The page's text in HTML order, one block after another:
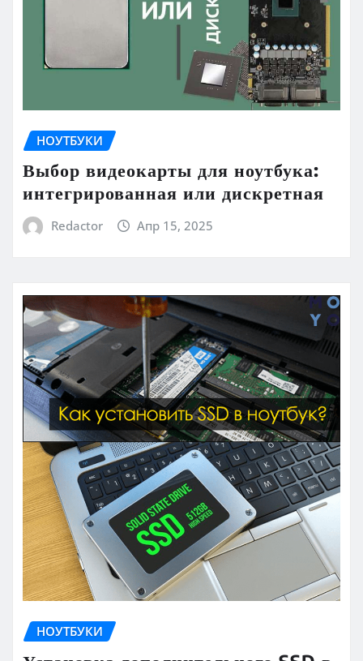
НОУТБУКИ
Выбор видеокарты для ноутбука:
интегрированная или дискретная
Redactor Апр 15, 2025
НОУТБУКИ